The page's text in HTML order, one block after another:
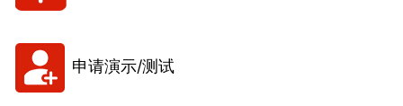
申请演示/测试